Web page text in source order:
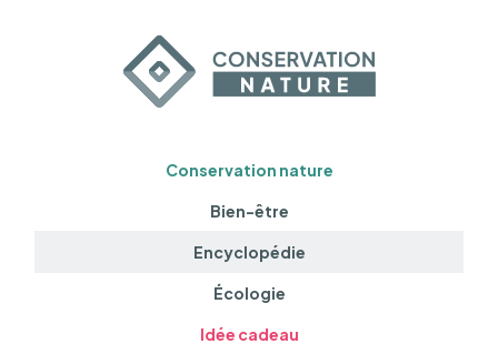
Conservation nature
Bien-être
Encyclopédie
Écologie
Idée cadeau